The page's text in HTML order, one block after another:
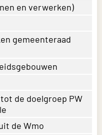
en verwerken)
gemeenteraad
de doelgroep PW
de Wmo